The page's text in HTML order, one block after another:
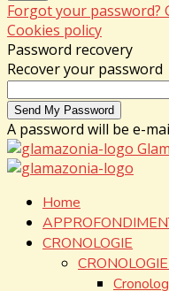
Forgot your password?
Cookies policy
Password recovery
Recover your password
A password will be e-
Home
CRONOLOGIE